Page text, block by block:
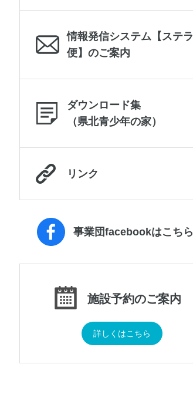
情報発信システム【ステラ
便】のご案内
ダウンロード集
（県北青少年の家）
リンク
事業団facebookはこちら
施設予約のご案内
詳しくはこちら